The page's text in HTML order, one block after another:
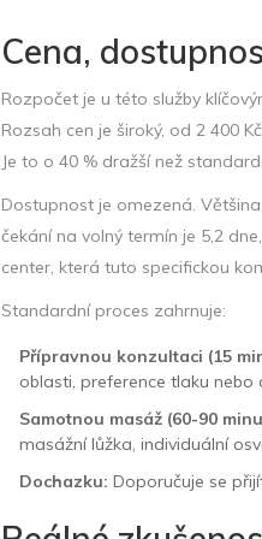
Cena,
Rozpočet je u této služby
Rozsah cen je široký, od 2 400
Je to o 40 % dražší než
Dostupnost je omezená.
čekání na volný termín je 5,2
center, která tuto specifickou
Standardní proces zahrnuje:
Přípravnou konzultaci (15
oblasti, preference tlaku nebo
Samotnou masáž (60-90
masážní lůžka, individuální
Dochazku: Doporučuje se